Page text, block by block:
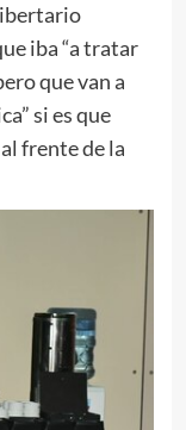
iba “a tratar
que van a
si es que
frente de la